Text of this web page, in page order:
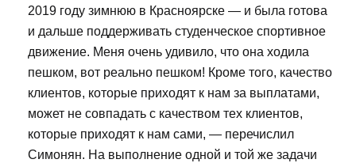
2019 году зимнюю в Красноярске — и была готова
и дальше поддерживать студенческое спортивное
движение. Меня очень удивило, что она ходила
пешком, вот реально пешком! Кроме того, качество
клиентов, которые приходят к нам за выплатами,
может не совпадать с качеством тех клиентов,
которые приходят к нам сами, — перечислил
Симонян. На выполнение одной и той же задачи